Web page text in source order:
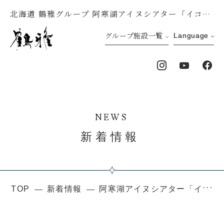
北海道 鶴雅グループ 阿寒湖アイヌシアター「イコロ」休館のお知らせ
グループ施設一覧 Language
NEWS
新着情報
TOP 新着情報 阿寒湖アイヌシアター「イコロ」休館のお知らせ